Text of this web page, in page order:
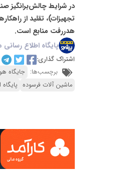
در شرایط چالش‌برانگیز
تجهیزات)، تقلید از
هدررفت منابع است.
پایگاه اطلاع
اشتراک گذاری:
برچسب‌ها: جایگاه
ماشین آلات فرسوده